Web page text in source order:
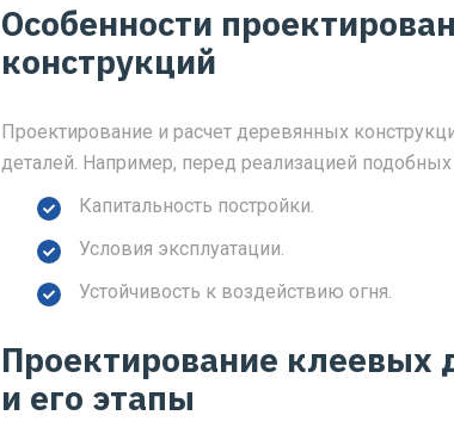
Особенности
конструкций
Проектирование и расчет деревянных
деталей. Например, перед реализацией подобных
Капитальность постройки.
Условия эксплуатации.
Устойчивость к воздействию огня.
Проектирование клеевых
и его этапы